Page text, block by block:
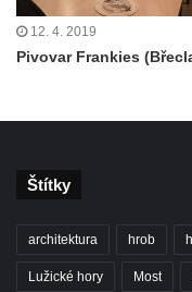
12. 4. 2019
Pivovar Frankies
Štítky
architektura hrob
Lužické hory Most